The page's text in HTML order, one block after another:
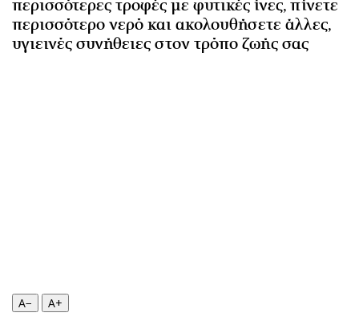
Real Estate
Επιχειρήσεις
Πολιτισμός
Οικονομία
Γενικά
περισσότερες τροφές με φυτικές ίνες, πίνετε
περισσότερο νερό και ακολουθήσετε άλλες,
υγιεινές συνήθειες στον τρόπο ζωής σας
A− A+